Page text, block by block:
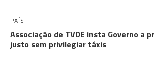
PAÍS
Associação de TVDE insta Governo a
justo sem privilegiar táxis